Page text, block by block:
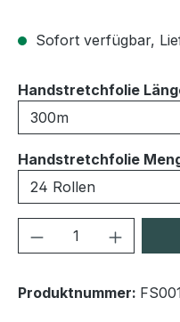
Sofort verfügbar,
Handstretchfolie
Handstretchfolie
Produkt
Produktnummer: